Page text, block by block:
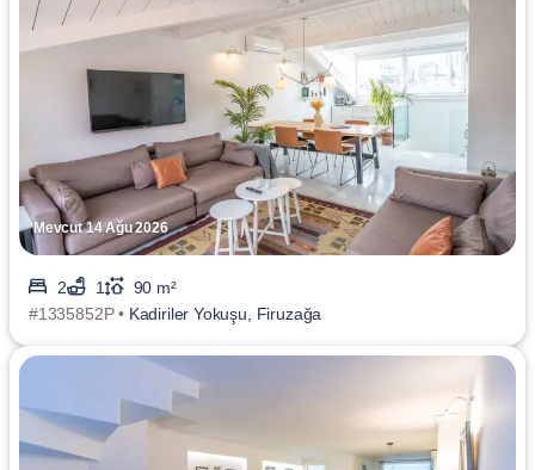
Mevcut 14 Ağu 2026
2 1
90 m²
#1335852P • Kadiriler Yokuşu, Firuzağa